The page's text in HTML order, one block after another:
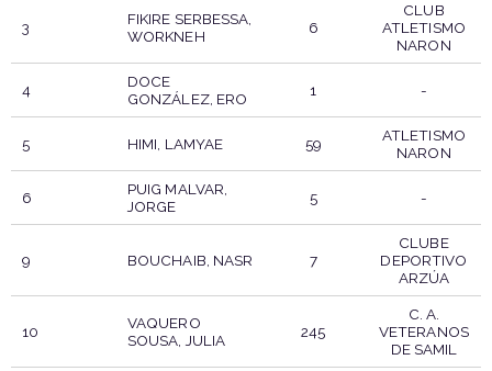
3
FIKIRE SERBESSA,
WORKNEH
6
CLUB
ATLETISMO
NARON
4
DOCE
GONZÁLEZ, ERO
1 -
5 HIMI, LAMYAE 59
ATLETISMO
NARON
6
PUIG MALVAR,
JORGE
5 -
9 BOUCHAIB, NASR 7
CLUBE
DEPORTIVO
ARZÚA
10
VAQUERO
SOUSA, JULIA
245
C. A.
VETERANOS
DE SAMIL